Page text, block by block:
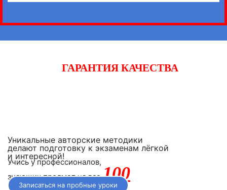
ГАРАНТИЯ КАЧЕСТВА
Уникальные авторские методики
делают подготовку к экзаменам лёгкой
и интересной!
Учись у профессионалов,
знающих предмет на все100
Записаться на пробные уроки